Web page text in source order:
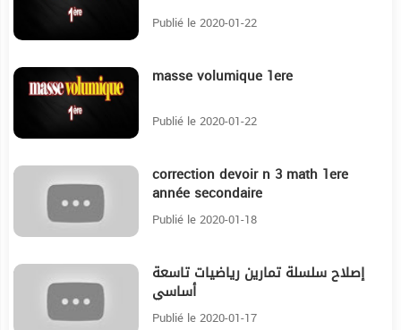
Publié le 2020-01-22
7:30 masse volumique 1ere
Publié le 2020-01-22
correction devoir n 3 math 1ere
année secondaire
Publié le 2020-01-18
إصلاح سلسلة تمارين رياضيات تاسعة
أساسي
Publié le 2020-01-17